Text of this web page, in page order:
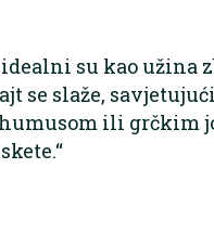
su kao užina
se slaže,
ili grčkim